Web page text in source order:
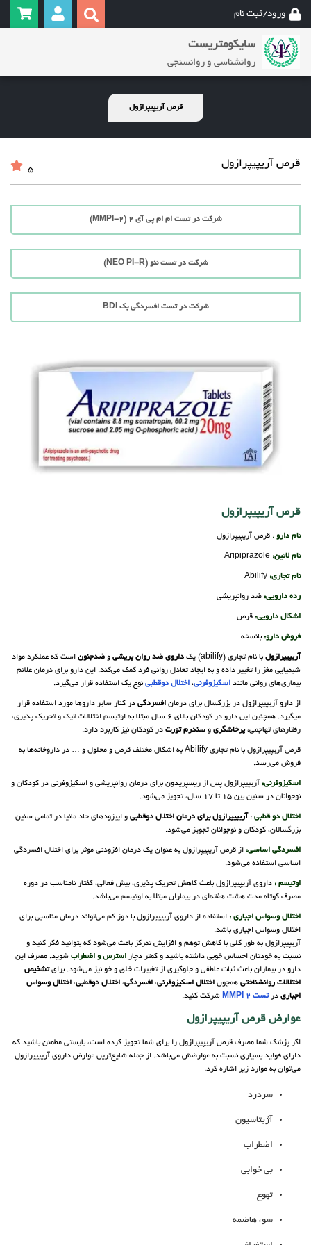
ورود/ثبت نام
سایکومتریست
روانشناسی و روانسنجی
قرص آریپیپرازول
قرص آریپیپرازول 5
شرکت در تست ام ام پی آی 2 (MMPI-2)
شرکت در تست نئو (NEO PI-R)
شرکت در تست افسردگی بک BDI
قرص آریپیپرازول
نام دارو : قرص آریپیپرازول
نام لاتین: Aripiprazole
نام تجاری:
رده دارویی: ضد روانپریشی
اشکال دارویی: قرص
فروش دارو: بانسخه
آریپیپرازول با نام تجاری (abilify) یک داروی ضد روان پریشی و ضدجنون است که عملکرد مواد
شیمیایی مغز را تغییر داده و به ایجاد تعادل روانی فرد کمک می‌کند. این دارو برای درمان علائم
بیماری‌های روانی مانند اسکیزوفرنی، اختلال دوقطبی نوع یک استفاده قرار می‌گیرد.
از دارو آریپیپرازول در بزرگسال برای درمان افسردگی در کنار سایر داروها مورد استفاده قرار
میگیرد. همچنین این دارو در کودکان بالای 6 سال مبتلا به اوتیسم اختلالات تیک و تحریک پذیری،
رفتارهای تهاجمی،پرخاشگری و سندرم تورت در کودکان نیز کاربرد دارد.
قرص آریپیپرازول با نام تجاری Abilify به اشکال مختلف قرص و محلول و … در داروخانه‌ها به
فروش می‌رسد.
اسکیزوفرنی: آریپیپرازول پس از ریسپریدون برای درمان روانپریشی و اسکیزوفرنی در کودکان و
نوجوانان در سنین بین 15 تا 17 سال، تجویز می‌شود.
اختلال دو قطبی : آریپیپرازول برای درمان اختلال دوقطبی و اپیزودهای حاد مانیا در تمامی سنین
بزرگسالان، کودکان و نوجوانان تجویز می‌شود.
افسردگی اساسی: از قرص آریپیپرازول به عنوان یک درمان افزودنی موثر برای اختلال افسردگی
اساسی استفاده می‌شود.
اوتیسم : داروی آریپیپرازول باعث کاهش تحریک پذیری، بیش فعالی، گفتار نامناسب در دوره
مصرف کوتاه مدت هشت هفته‌ای در بیماران مبتلا به اوتیسم می‌باشد.
اختلال وسواس اجباری : استفاده از داروی آریپیپرازول با دوز کم می‌تواند درمان مناسبی برای
اختلال وسواس اجباری باشد.
آریپیپرازول به طور کلی با کاهش توهم و افزایش تمرکز باعث می‌شود که بتوانید فکر کنید و
نسبت به خودتان احساس خوبی داشته باشید و کمتر دچار استرس و اضطراب شوید. مصرف این
دارو در بیماران باعث ثبات عاطفی و جلوگیری از تغییرات خلق و خو نیز می‌شود. برایتشخیص
اختلالات روانشناختی همچون اختلال اسکیزوفرنی، افسردگی، اختلال دوقطبی، اختلال وسواس
اجباری درتست MMPI 2 شرکت کنید.
عوارض قرص آریپیپرازول
اگر پزشک شما مصرف قرص آریپیپرازول را برای شما تجویز کرده است، بایستی مطمئن باشید که
دارای فواید بسیاری نسبت به عوارضش می‌باشد. از جمله شایع‌ترین عوارض داروی آریپیپرازول
می‌توان به موارد زیر اشاره کرد:
سردرد
آژیتاسیون
اضطراب
بی خوابی
تهوع
سوء هاضمه